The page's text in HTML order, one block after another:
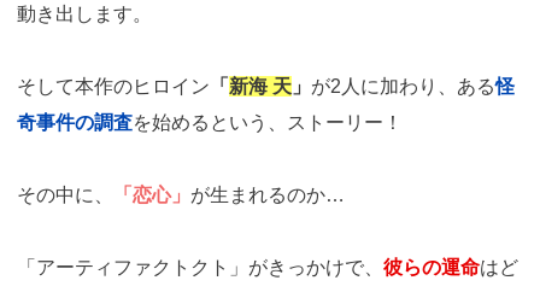
動き出します。
そして本作のヒロイン 「 新海 天 」 が2人に加わり、ある怪
奇事件の調査を始めるという、ストーリー！
その中に、 「恋心」 が生まれるのか…
「アーティファクトクト」がきっかけで、 彼らの運命はど